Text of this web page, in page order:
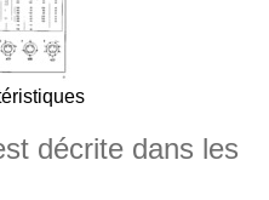
décrite dans les